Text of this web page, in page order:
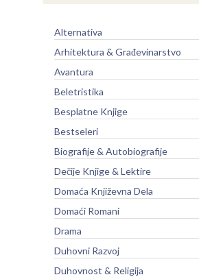
Alternativa
Arhitektura & Građevinarstvo
Avantura
Beletristika
Besplatne Knjige
Bestseleri
Biografije & Autobiografije
Dečije Knjige & Lektire
Domaća Književna Dela
Domaći Romani
Drama
Duhovni Razvoj
Duhovnost & Religija